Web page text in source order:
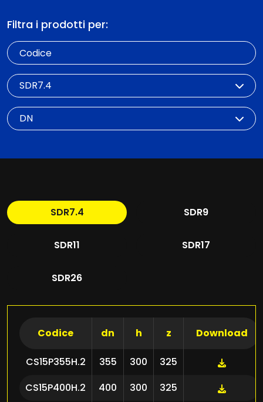
Filtra i prodotti per:
Codice
SDR
DN
SDR7.4 SDR9
SDR11 SDR17
SDR26
Codice dn h z Download
CS15P355H.2 355 300
325
CS15P400H.2
400 300 325